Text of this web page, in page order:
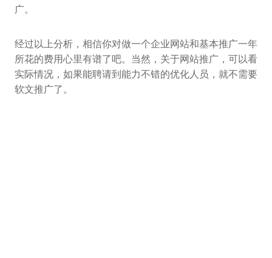
广。
经过以上分析，相信你对做一个企业网站和基本推广一年
所花的费用心里有谱了吧。当然，关于网站推广，可以看
实际情况，如果能聘请到能力不错的优化人员，就不需要
软文推广了。